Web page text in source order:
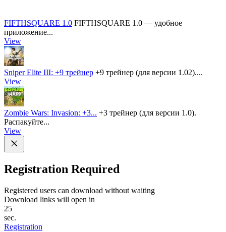
FIFTHSQUARE 1.0 FIFTHSQUARE 1.0 — удобное
приложение...
View
Sniper Elite III: +9 трейнер +9 трейнер (для версии 1.02)....
View
Zombie Wars: Invasion: +3... +3 трейнер (для версии 1.0).
Распакуйте...
View
Registration Required
Registered users can download without waiting
Download links will open in
25
sec.
Registration